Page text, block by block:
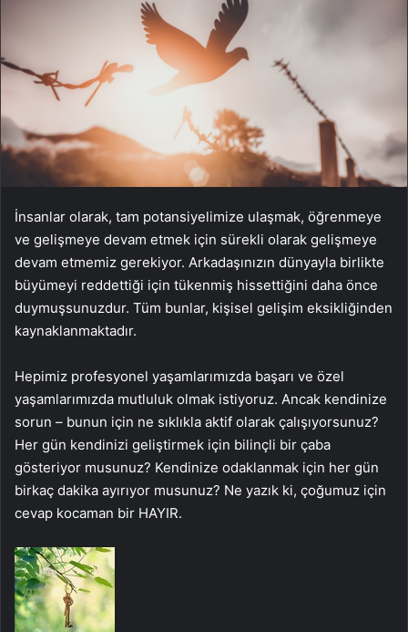
İnsanlar olarak, tam potansiyelimize ulaşmak, öğrenmeye
ve gelişmeye devam etmek için sürekli olarak gelişmeye
devam etmemiz gerekiyor. Arkadaşınızın dünyayla birlikte
büyümeyi reddettiği için tükenmiş hissettiğini daha önce
duymuşsunuzdur. Tüm bunlar, kişisel gelişim eksikliğinden
kaynaklanmaktadır.
Hepimiz profesyonel yaşamlarımızda başarı ve özel
yaşamlarımızda mutluluk olmak istiyoruz. Ancak kendinize
sorun – bunun için ne sıklıkla aktif olarak çalışıyorsunuz?
Her gün kendinizi geliştirmek için bilinçli bir çaba
gösteriyor musunuz? Kendinize odaklanmak için her gün
birkaç dakika ayırıyor musunuz? Ne yazık ki, çoğumuz için
cevap kocaman bir HAYIR.